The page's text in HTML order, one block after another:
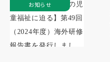
お知らせ